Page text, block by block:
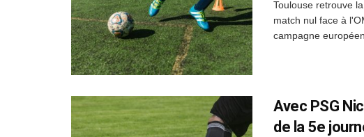
Toulouse retrouve
match nul face à
campagne
Avec PSG
de la 5e